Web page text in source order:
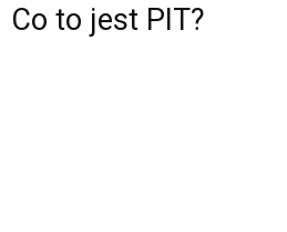
Co to jest PIT?